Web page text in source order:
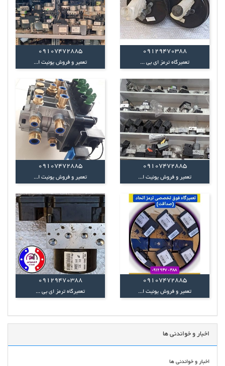
09129470388
تعمیرگاه ترمز ای بی ...
09107472885
تعمیر و فروش یونیت ا...
09107472885
تعمیر و فروش یونیت ا...
09107472885
تعمیر و فروش یونیت ا...
09107472885
تعمیر و فروش یونیت ا...
09129470388
تعمیرگاه ترمز ای بی ...
اخبار و خواندنی ها
اخبار و خواندنی ها